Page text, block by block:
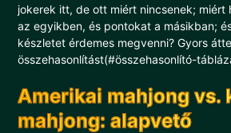
jokerek itt, de ott miért nincsenek; miért
az egyikben, és pontokat a másikban;
készletet érdemes megvenni? Gyors
összehasonlítást(#összehasonlító-
Amerikai mahjong vs.
mahjong: alapvető